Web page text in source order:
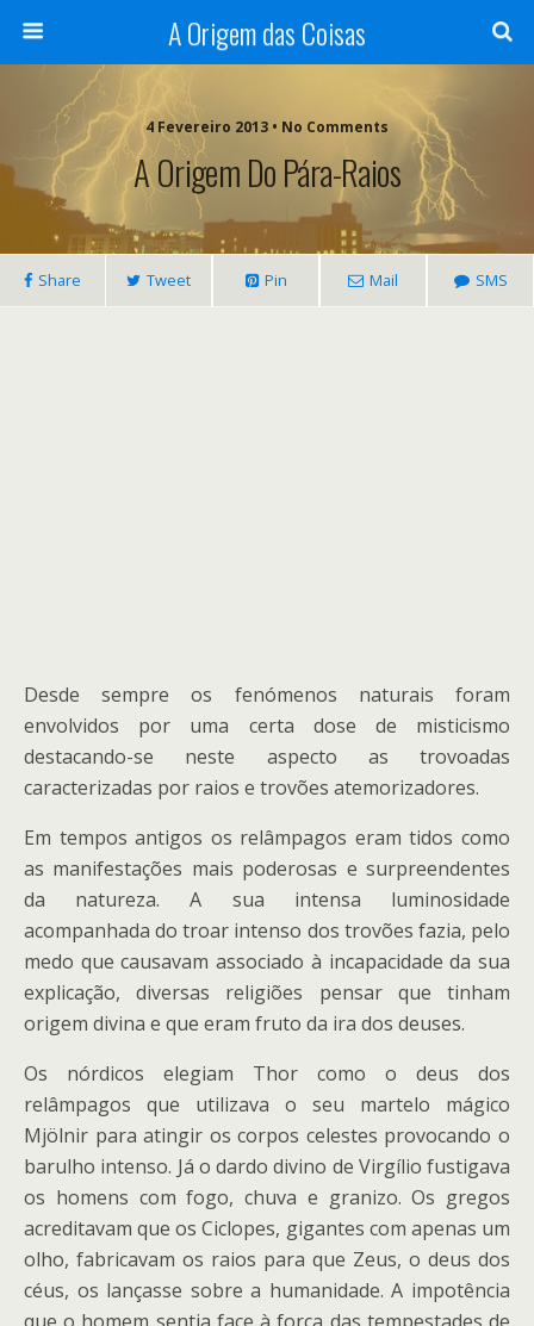
A Origem das Coisas
4 Fevereiro 2013 • No Comments
A Origem Do Pára-Raios
Share Tweet Pin Mail SMS
Desde sempre os fenómenos naturais foram
envolvidos por uma certa dose de misticismo
destacando-se neste aspecto as trovoadas
caracterizadas por raios e trovões atemorizadores.
Em tempos antigos os relâmpagos eram tidos como
as manifestações mais poderosas e surpreendentes
da natureza. A sua intensa luminosidade
acompanhada do troar intenso dos trovões fazia, pelo
medo que causavam associado à incapacidade da sua
explicação, diversas religiões pensar que tinham
origem divina e que eram fruto da ira dos deuses.
Os nórdicos elegiam Thor como o deus dos
relâmpagos que utilizava o seu martelo mágico
Mjölnir para atingir os corpos celestes provocando o
barulho intenso. Já o dardo divino de Virgílio fustigava
os homens com fogo, chuva e granizo. Os gregos
acreditavam que os Ciclopes, gigantes com apenas um
olho, fabricavam os raios para que Zeus, o deus dos
céus, os lançasse sobre a humanidade. A impotência